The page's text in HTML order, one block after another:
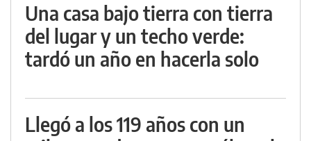
Una casa bajo tierra con tierra
del lugar y un techo verde:
tardó un año en hacerla solo
Llegó a los 119 años con un